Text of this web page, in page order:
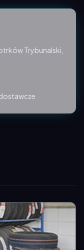
Trybunalski,